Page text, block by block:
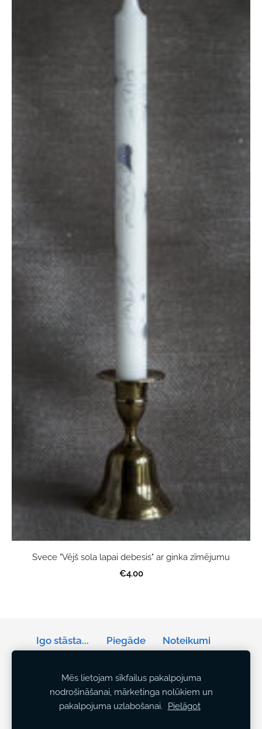
Svece "Vējš sola lapai debesis" ar ginka zīmējumu
€4.00
Igo stāsta... Piegāde
Noteikumi
Tālrunis: +371 29141042
E-pasts:igo.akcents.personibai@gmail.com
Mēs lietojam sīkfailus pakalpojuma
nodrošināšanai, mārketinga nolūkiem un
pakalpojuma uzlabošanai.
Pielāgot